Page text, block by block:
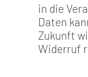
in die
Daten
Zukunft
Widerruf